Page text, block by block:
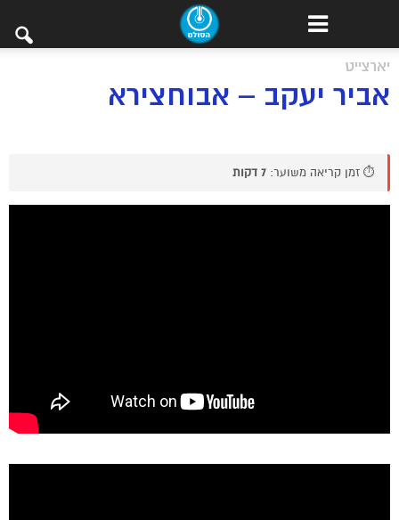
יארצייט
אביר יעקב – אבוחצירא
⏱️ זמן קריאה משוער: 7 דקות